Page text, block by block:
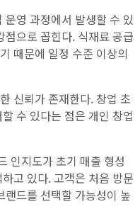
영 과정에서 발생할 수 있
으로 꼽힌다. 식재료 공급
때문에 일정 수준 이상의
신뢰가 존재한다. 창업 초
수 있다는 점은 개인 창업
인지도가 초기 매출 형성
고 있다. 고객은 처음 방문
드를 선택할 가능성이 높